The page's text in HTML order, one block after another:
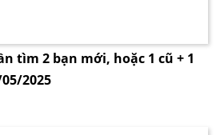
tìm 2 bạn mới, hoặc 1 cũ + 1
2025